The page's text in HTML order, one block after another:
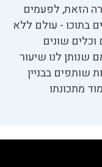
הזאת, לפעמים
בתוכו - עולם ללא
שונים
לנו שיעור
שותפים בבניין
מתכונתו